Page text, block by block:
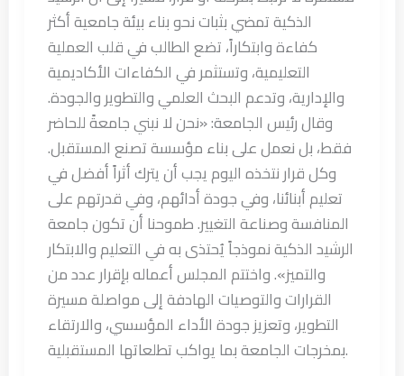
الذكية تمضي بثبات نحو بناء بيئة جامعية أكثر
كفاءة وابتكاراً، تضع الطالب في قلب العملية
التعليمية، وتستثمر في الكفاءات الأكاديمية
والإدارية، وتدعم البحث العلمي والتطوير والجودة.
وقال رئيس الجامعة: «نحن لا نبني جامعةً للحاضر
فقط، بل نعمل على بناء مؤسسة تصنع المستقبل.
وكل قرار نتخذه اليوم يجب أن يترك أثراً أفضل في
تعليم أبنائنا، وفي جودة أدائهم، وفي قدرتهم على
المنافسة وصناعة التغيير. طموحنا أن تكون جامعة
الرشيد الذكية نموذجاً يُحتذى به في التعليم والابتكار
والتميز». واختتم المجلس أعماله بإقرار عدد من
القرارات والتوصيات الهادفة إلى مواصلة مسيرة
التطوير، وتعزيز جودة الأداء المؤسسي، والارتقاء
بمخرجات الجامعة بما يواكب تطلعاتها المستقبلية.